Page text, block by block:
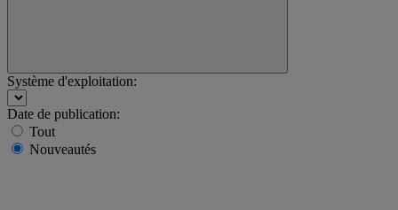
Système d'exploitation:
Date de publication:
Tout
Nouveautés